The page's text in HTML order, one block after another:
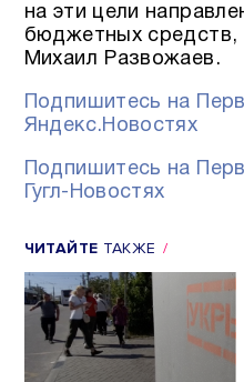
на эти цели
бюджетных средств,
Михаил Развожаев.
Подпишитесь на
Яндекс.Новостях
Подпишитесь на
Гугл-Новостях
ЧИТАЙТЕ ТАКЖЕ